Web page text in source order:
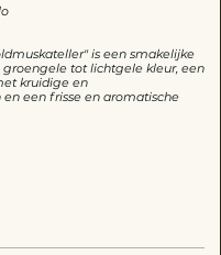
is een smakelijke
tot lichtgele kleur, een
kruidige en
een frisse en aromatische